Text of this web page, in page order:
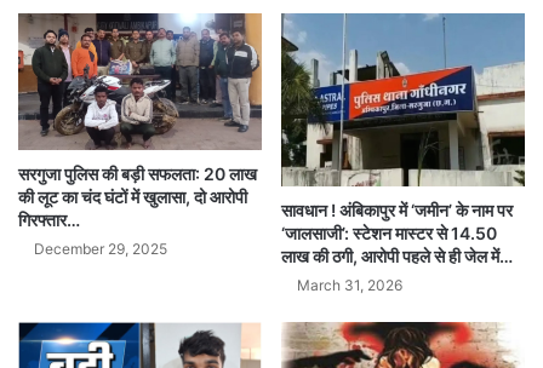
सरगुजा पुलिस की बड़ी सफलता: 20 लाख
की लूट का चंद घंटों में खुलासा, दो आरोपी
गिरफ्तार…
December 29, 2025
सावधान ! अंबिकापुर में ‘जमीन’ के नाम पर
‘जालसाजी’: स्टेशन मास्टर से 14.50
लाख की ठगी, आरोपी पहले से ही जेल में…
March 31, 2026